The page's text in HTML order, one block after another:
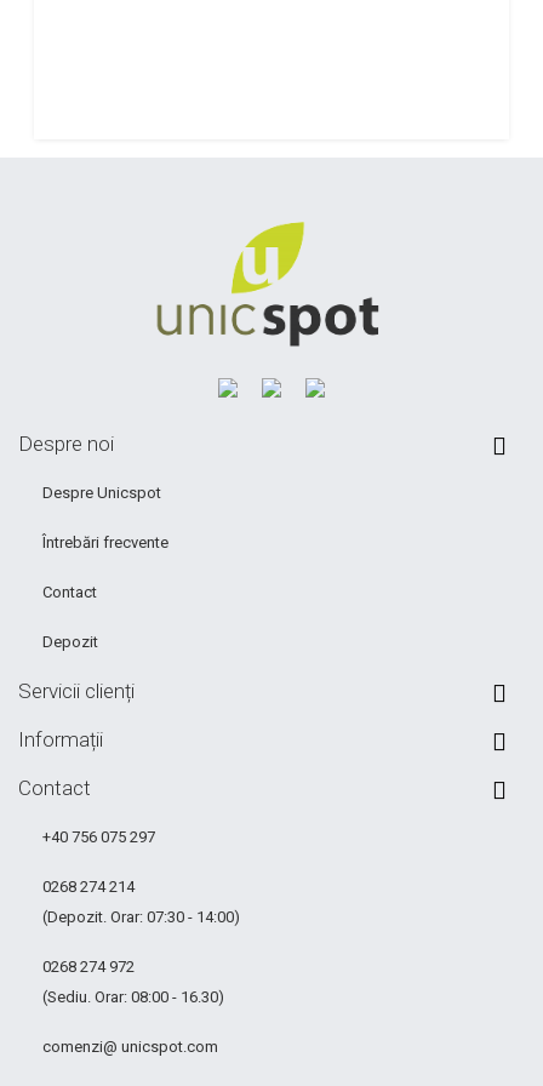
Despre noi
Despre Unicspot
Întrebări frecvente
Contact
Depozit
Servicii clienți
Informații
Contact
+40 756 075 297
0268 274 214
(Depozit. Orar: 07:30 - 14:00)
0268 274 972
(Sediu. Orar: 08:00 - 16.30)
comenzi@ unicspot.com